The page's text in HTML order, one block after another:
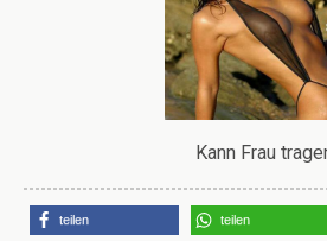
Kann Frau
teilen teilen